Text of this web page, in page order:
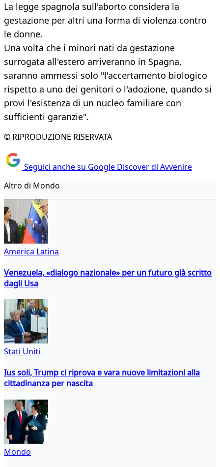
La legge spagnola sull'aborto considera la
gestazione per altri una forma di violenza contro
le donne.
Una volta che i minori nati da gestazione
surrogata all'estero arriveranno in Spagna,
saranno ammessi solo "l'accertamento biologico
rispetto a uno dei genitori o l'adozione, quando si
provi l'esistenza di un nucleo familiare con
sufficienti garanzie".
© RIPRODUZIONE RISERVATA
Seguici anche su Google Discover di Avvenire
Altro di Mondo
America Latina
Venezuela, «dialogo nazionale» per un futuro già scritto
dagli Usa
Stati Uniti
Ius soli, Trump ci riprova e vara nuove limitazioni alla
cittadinanza per nascita
Mondo